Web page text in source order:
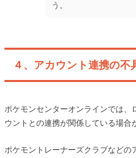
う。
４、アカウント連携の不
ポケモンセンターオンラインでは、
ウントとの連携が関係している場合
ポケモントレーナーズクラブなどの